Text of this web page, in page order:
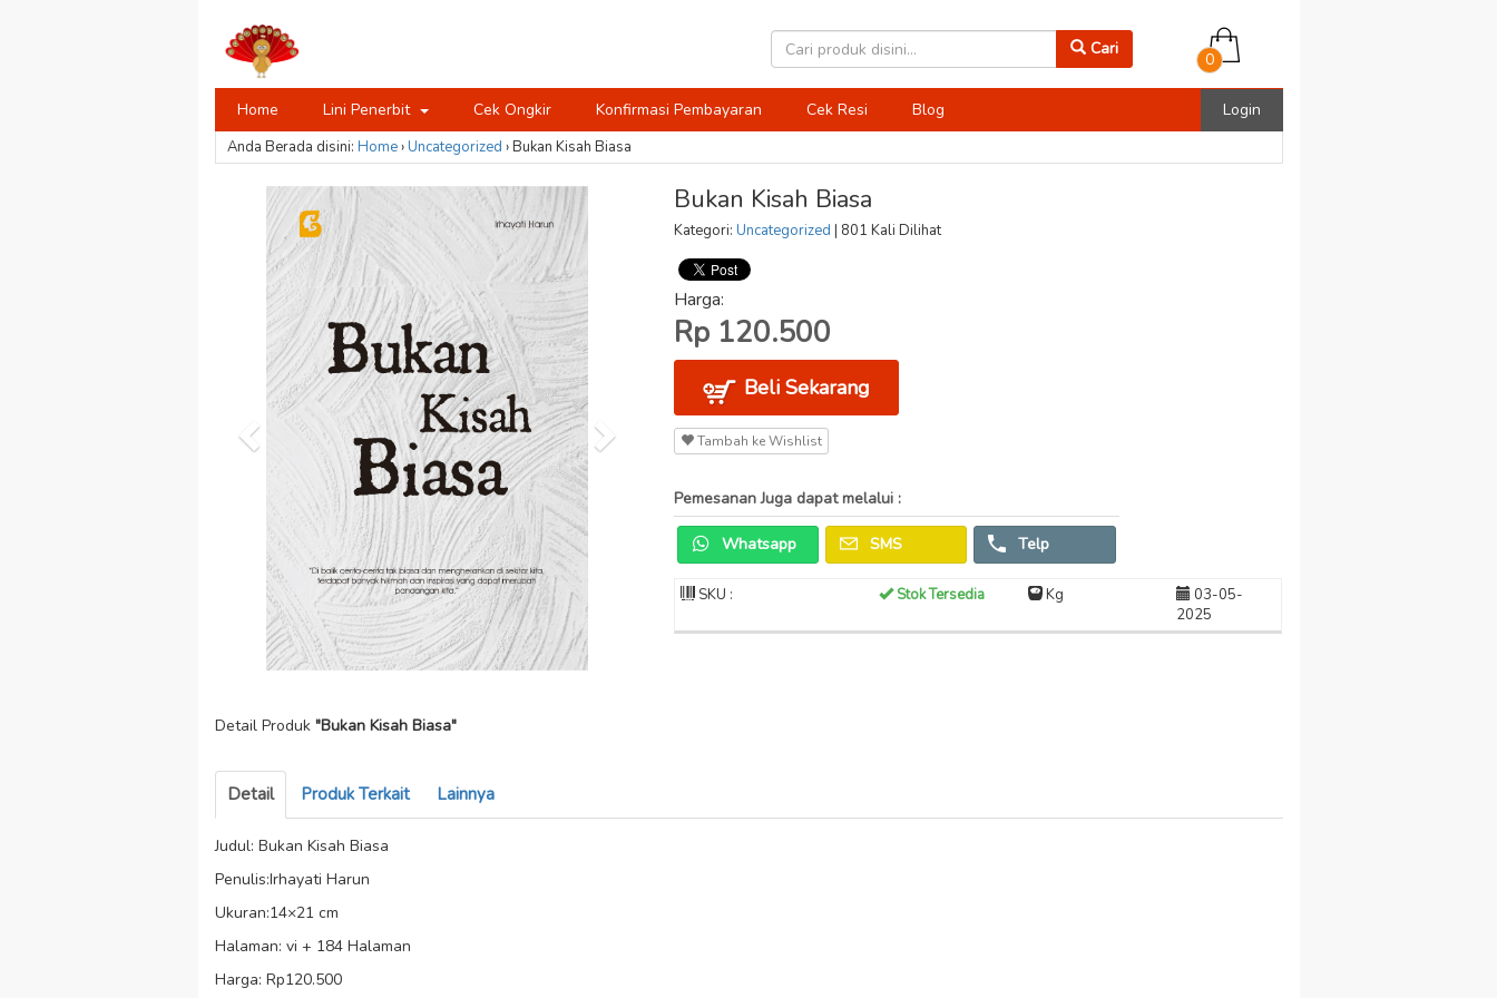
Cari
0
Home Lini Penerbit Cek Ongkir Konfirmasi Pembayaran Cek Resi Blog Login
Anda Berada disini: Home›Uncategorized ›Bukan Kisah Biasa
Bukan Kisah Biasa
Kategori: Uncategorized | 801 Kali Dilihat
Harga:
Rp 120.500
Beli Sekarang
Tambah ke Wishlist
Pemesanan Juga dapat melalui :
Whatsapp SMS Telp
SKU : Stok Tersedia Kg
03-05-
2025
Detail Produk "Bukan Kisah Biasa"
Detail Produk Terkait Lainnya
Judul: Bukan Kisah Biasa
Penulis:Irhayati Harun
Ukuran:14×21 cm
Halaman: vi + 184 Halaman
Harga: Rp120.500